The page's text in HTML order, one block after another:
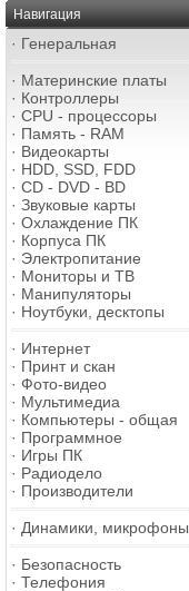
Навигация
· Генеральная
· Материнские платы
· Контроллеры
· CPU - процессоры
· Память - RAM
· Видеокарты
· HDD, SSD, FDD
· CD - DVD - BD
· Звуковые карты
· Охлаждение ПК
· Корпуса ПК
· Электропитание
· Мониторы и ТВ
· Манипуляторы
· Ноутбуки, десктопы
· Интернет
· Принт и скан
· Фото-видео
· Мультимедиа
· Компьютеры - общая
· Программное
· Игры ПК
· Радиодело
· Производители
· Динамики, микрофоны
· Безопасность
· Телефония